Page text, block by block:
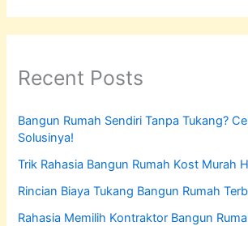
Recent Posts
Bangun Rumah Sendiri Tanpa Tukang?
Solusinya!
Trik Rahasia Bangun Rumah Kost Murah
Rincian Biaya Tukang Bangun Rumah
Rahasia Memilih Kontraktor Bangun